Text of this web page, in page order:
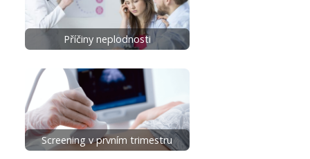
Příčiny neplodnosti
Screening v prvním trimestru